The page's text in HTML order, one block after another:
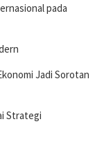
pada
Jadi Sorotan
Strategi